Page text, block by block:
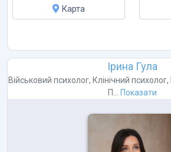
Карта
Ірина Гула
Військовий психолог, Клінічний психолог,
П...
Показати